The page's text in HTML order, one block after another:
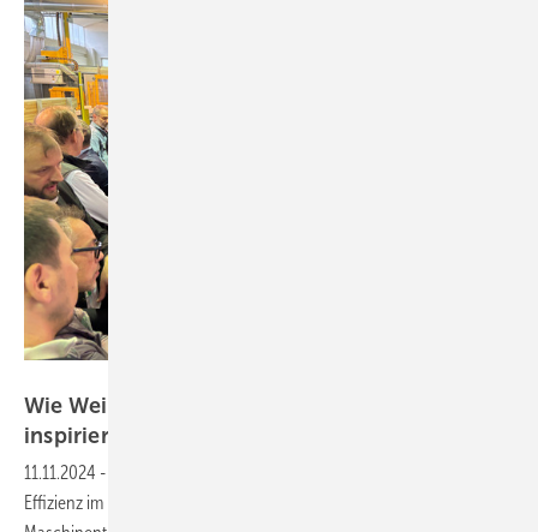
Wie Weinig auf dem CNC-Forum die Branche
inspiriert
11.11.2024 -
Effizienz im Fensterbau im Mittelpunkt. Von modernster